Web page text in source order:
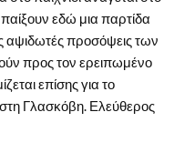
εδώ μια παρτίδα
αψιδωτές προσόψεις των
προς τον ερειπωμένο
επίσης για το
Γλασκόβη. Ελεύθερος